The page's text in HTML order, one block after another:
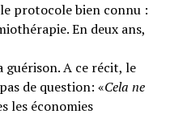
protocole bien connu :
En deux ans,
A ce récit, le
de question: «Cela ne
les économies